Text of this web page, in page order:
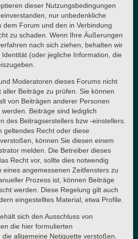
dieser Nutzungsbedingungen
nur unbedenkliche
dem Forum und den in Verbindung
zu schaden. Wenn Ihre Äußerungen
nach sich ziehen, behalten wir
(oder jegliche Information, die
Moderatoren dieses Forums nicht
aller Beiträge zu prüfen. Sie können
von Beiträgen anderer Personen
Beiträge sind lediglich
des Beitragserstellers bzw -einstellers.
geltendes Recht oder diese
können Sie diesen einem
melden. Die Betreiber dieses
Recht vor, sollte dies notwendig
eines angemessenen Zeitfensters zu
Prozess ist, können Beiträge
werden. Diese Regelung gilt auch
eingestelltes Material, etwa Profile.
sich den Ausschluss von
die hier formulierten
allgemeine Netiquette verstoßen.